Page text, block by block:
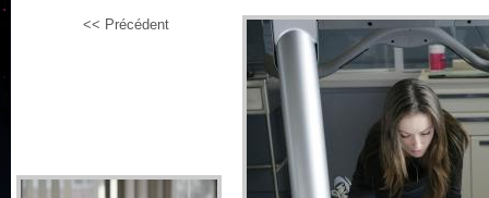
<< Précédent